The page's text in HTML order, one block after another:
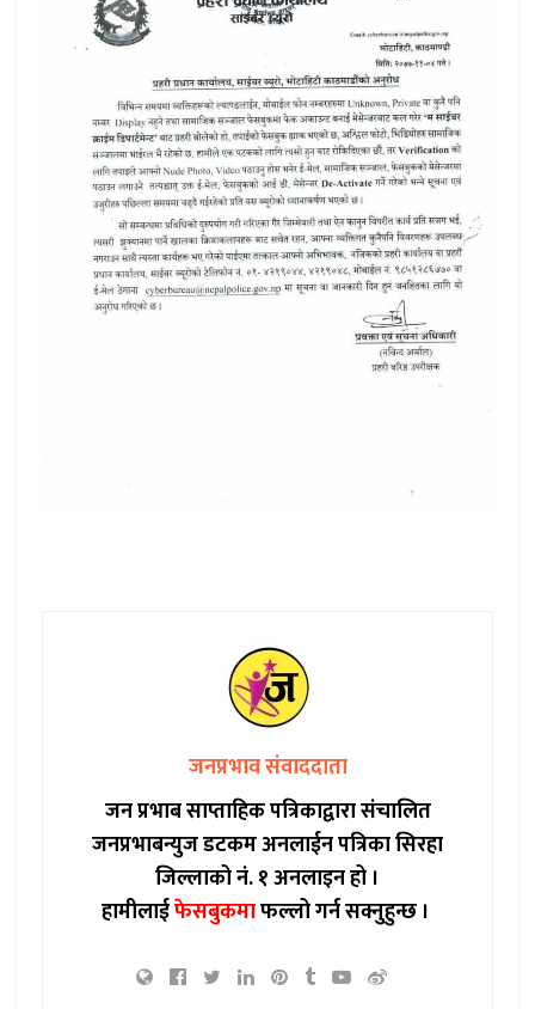
जनप्रभाव संवाददाता
जन प्रभाब साप्ताहिक पत्रिकाद्वारा संचालित
जनप्रभाबन्युज डटकम अनलाईन पत्रिका सिरहा
जिल्लाको नं. १ अनलाइन हो ।
हामीलाईफेसबुकमाफल्लो गर्न सक्नुहुन्छ ।